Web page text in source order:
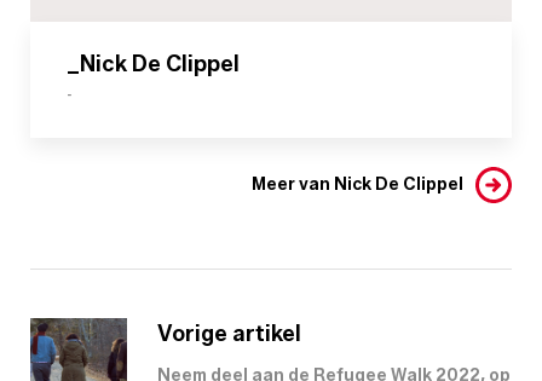
_Nick De Clippel
-
Meer van Nick De Clippel
Vorige artikel
Neem deel aan de Refugee Walk 2022, op